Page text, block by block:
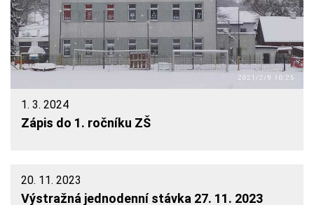
1. 3. 2024
Zápis do 1. ročníku ZŠ
20. 11. 2023
Výstražná jednodenní stávka 27. 11. 2023